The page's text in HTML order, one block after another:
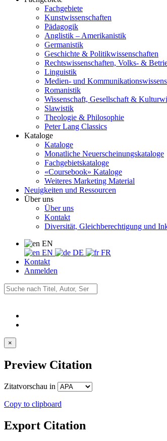
Fachgebiete
Kunstwissenschaften
Pädagogik
Anglistik – Amerikanistik
Germanistik
Geschichte & Politikwissenschaften
Rechtswissenschaften, Volks- &
Linguistik
Medien- und
Romanistik
Wissenschaft, Gesellschaft &
Slawistik
Theologie & Philosophie
Peter Lang Classics
Kataloge
Kataloge
Monatliche Neuerscheinungskataloge
Fachgebietskataloge
«Coursebook» Kataloge
Weiteres Marketing Material
Neuigkeiten und Ressourcen
Über uns
Über uns
Kontakt
Diversität, Gleichberechtigung und
EN
EN
DE
FR
Kontakt
Anmelden
×
Preview Citation
Zitatvorschau in
Copy to clipboard
Export Citation